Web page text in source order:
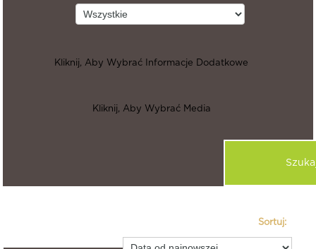
Kliknij, Aby Wybrać Informacje Dodatkowe
Kliknij, Aby Wybrać Media
Sortuj: